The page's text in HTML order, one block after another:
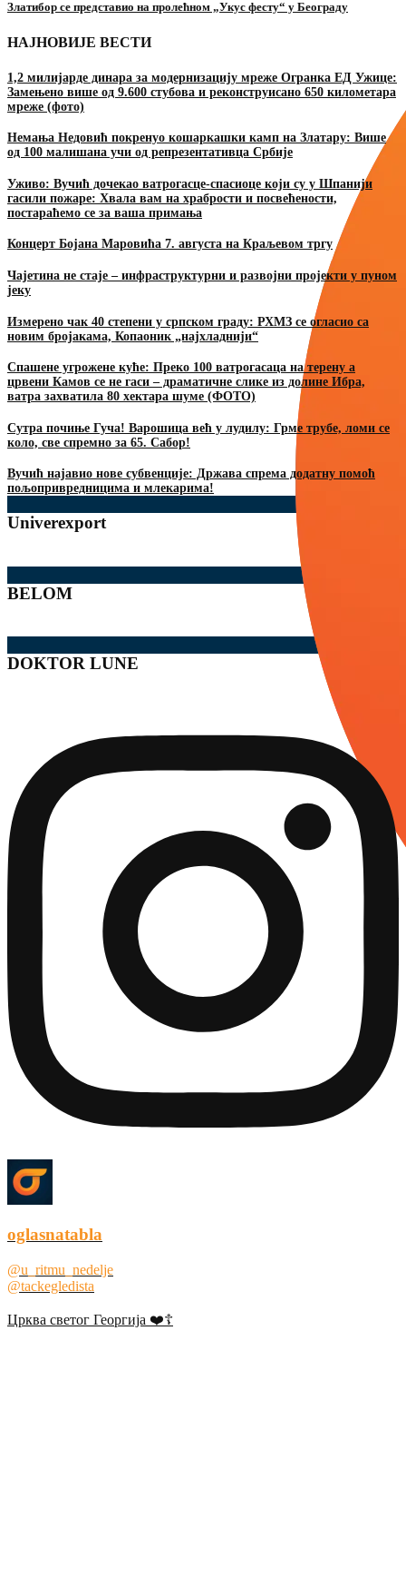
Златибор се представио на пролећном „Укус фесту“ у Београду
НАЈНОВИЈЕ ВЕСТИ
1,2 милијарде динара за модернизацију мреже Огранка ЕД Ужице:
Замењено више од 9.600 стубова и реконструисано 650 километара
мреже (фото)
Немања Недовић покренуо кошаркашки камп на Златару: Више
од 100 малишана учи од репрезентативца Србије
Уживо: Вучић дочекао ватрогасце-спасиоце који су у Шпанији
гасили пожаре: Хвала вам на храбрости и посвећености,
постараћемо се за ваша примања
Концерт Бојана Маровића 7. августа на Краљевом тргу
Чајетина не стаје – инфраструктурни и развојни пројекти у пуном
јеку
Измерено чак 40 степени у српском граду: РХМЗ се огласио са
новим бројакама, Копаоник „најхладнији“
Спашене угрожене куће: Преко 100 ватрогасаца на терену а
црвени Камов се не гаси – драматичне слике из долине Ибра,
ватра захватила 80 хектара шуме (ФОТО)
Сутра почиње Гуча! Варошица већ у лудилу: Грме трубе, ломи се
коло, све спремно за 65. Сабор!
Вучић најавио нове субвенције: Држава спрема додатну помоћ
пољопривредницима и млекарима!
Univerexport
BELOM
DOKTOR LUNE
oglasnatabla
@u_ritmu_nedelje
@tackegledista
Црква светог Георгија ❤️☦️